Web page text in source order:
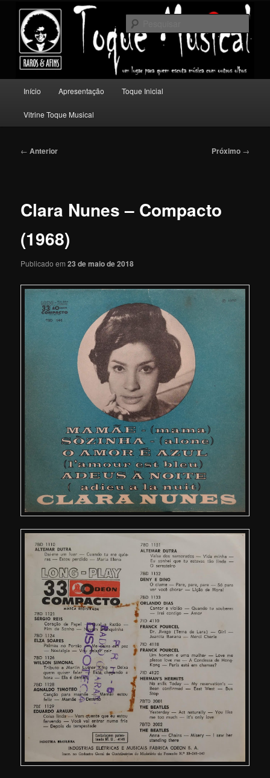
conteúdo
principalToque Musical
Um lugar para quem escuta música com outros olhos.
principal
Início Apresentação Toque Inicial
Vitrine Toque Musical
Navegação
← Anterior Próximo →
Clara Nunes – Compacto
(1968)
Publicado em23 de maio de 2018